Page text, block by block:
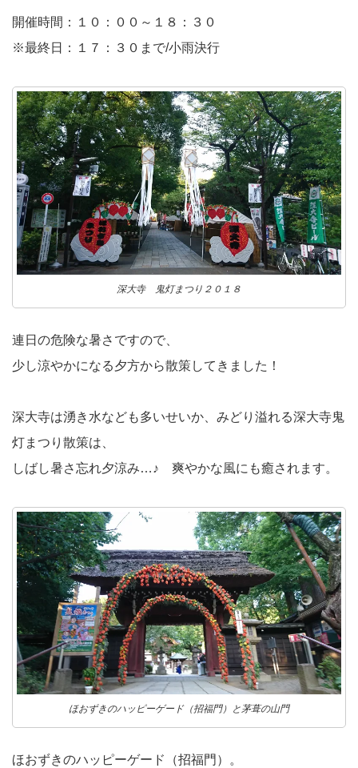
開催時間：１０：００～１８：３０
※最終日：１７：３０まで/小雨決行
深大寺 鬼灯まつり２０１８
連日の危険な暑さですので、
少し涼やかになる夕方から散策してきました！
深大寺は湧き水なども多いせいか、みどり溢れる深大寺鬼
灯まつり散策は、
しばし暑さ忘れ夕涼み…♪ 爽やかな風にも癒されます。
ほおずきのハッピーゲード（招福門）と茅葺の山門
ほおずきのハッピーゲード（招福門）。